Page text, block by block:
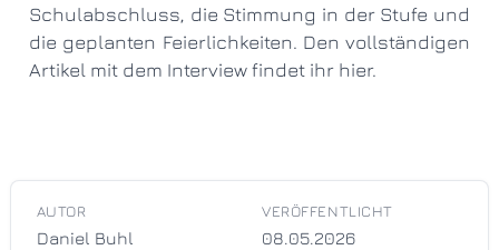
Schulabschluss, die Stimmung in der Stufe und
die geplanten Feierlichkeiten. Den vollständigen
Artikel mit dem Interview findet ihr hier.
AUTOR
Daniel Buhl
VERÖFFENTLICHT
08.05.2026